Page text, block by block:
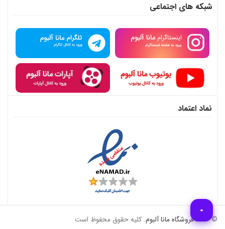
شبکه های اجتماعی
نماد اعتماد
© 2026 فروشگاه مانا آلبوم. کلیه حقوق محفوظ است